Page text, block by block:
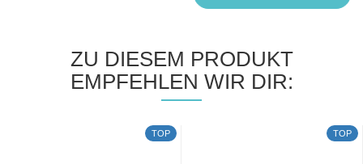
ZU DIESEM PRODUKT
EMPFEHLEN WIR DIR:
TOP TOP